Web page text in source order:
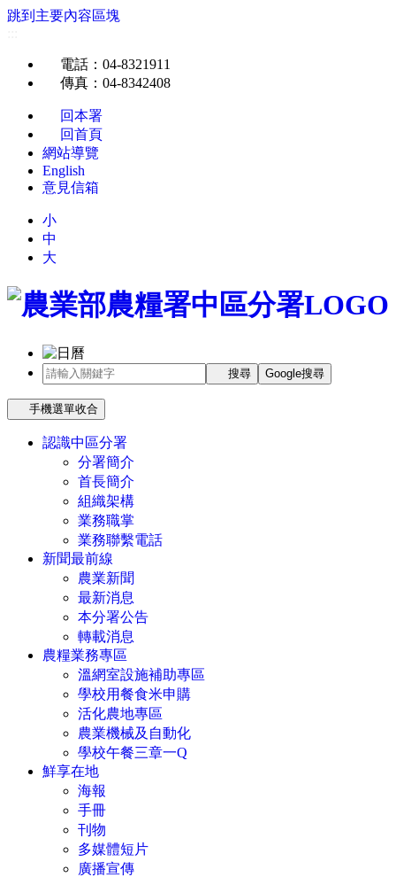
跳到主要內容區塊
電話 ：04-8321911
傳真 ：04-8342408
回本署
回首頁
網站導覽
English
意見信箱
小
中
大
搜尋 Google搜尋
手機選單收合
認識中區分署
分署簡介
首長簡介
組織架構
業務職掌
業務聯繫電話
新聞最前線
農業新聞
最新消息
本分署公告
轉載消息
農糧業務專區
溫網室設施補助專區
學校用餐食米申購
活化農地專區
農業機械及自動化
學校午餐三章一Q
鮮享在地
海報
手冊
刊物
多媒體短片
廣播宣傳